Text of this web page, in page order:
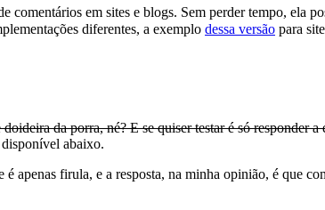
comentários em sites e blogs. Sem perder tempo, ela
diferentes, a exemplo dessa versão para
da porra, né? E se quiser testar é só responder
abaixo.
apenas firula, e a resposta, na minha opinião, é que